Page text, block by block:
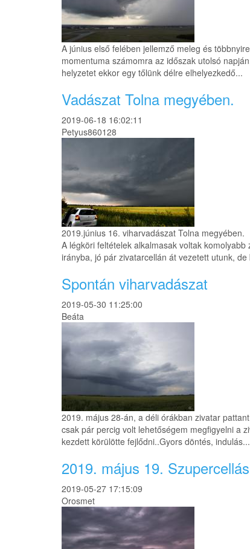
A június első felében jellemző meleg és
momentuma számomra az időszak utolsó
helyzetet ekkor egy tőlünk délre elhelyezkedő...
Vadászat Tolna megyében.
2019-06-18 16:02:11
Petyus860128
2019.június 16. viharvadászat Tolna megyében.
A légköri feltételek alkalmasak voltak
irányba, jó pár zivatarcellán át vezetett utunk,
Spontán viharvadászat
2019-05-30 11:25:00
Beáta
2019. május 28-án, a déli órákban zivatar
csak pár percig volt lehetőségem megfigyelni a
kezdett körülötte fejlődni..Gyors döntés, indulás...
2019. május 19.
2019-05-27 17:15:09
Orosmet